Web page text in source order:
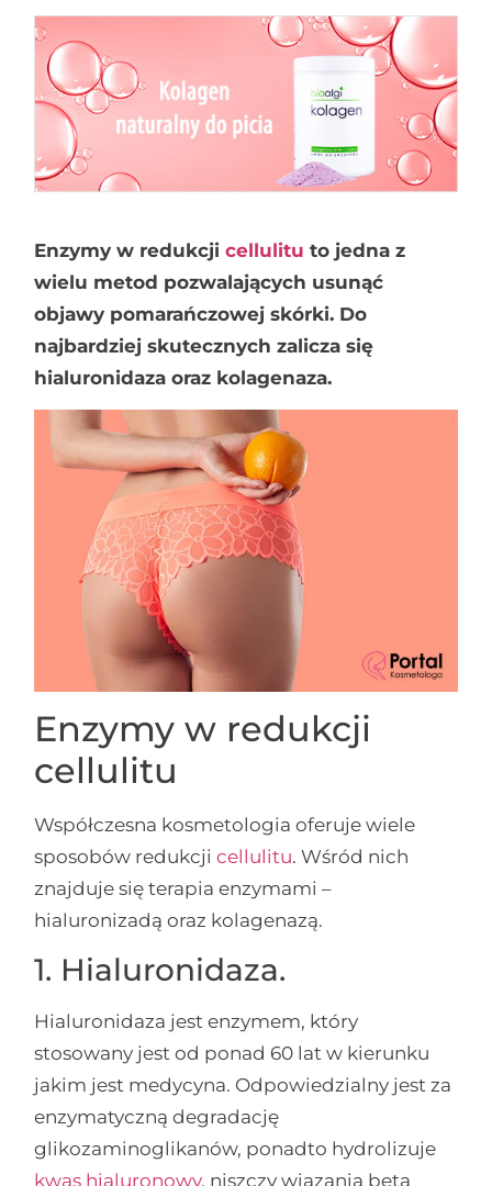
Enzymy w redukcjicellulitu to jedna z
wielu metod pozwalających usunąć
objawy pomarańczowej skórki. Do
najbardziej skutecznych zalicza się
hialuronidaza oraz kolagenaza.
Enzymy w redukcji
cellulitu
Współczesna kosmetologia oferuje wiele
sposobów redukcjicellulitu. Wśród nich
znajduje się terapia enzymami –
hialuronizadą oraz kolagenazą.
1. Hialuronidaza.
Hialuronidaza jest enzymem, który
stosowany jest od ponad 60 lat w kierunku
jakim jest medycyna. Odpowiedzialny jest za
enzymatyczną degradację
glikozaminoglikanów, ponadto hydrolizuje
kwas hialuronowy, niszczy wiązania beta